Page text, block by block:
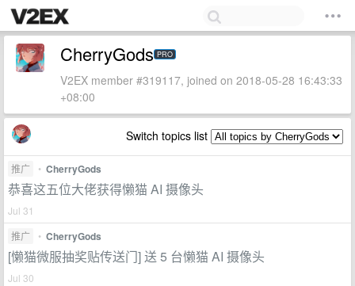
CherryGods PRO
V2EX member #319117, joined on 2018-05-28 16:43:33
+08:00
Switch topics list
推广 • CherryGods
恭喜这五位大佬获得懒猫 AI 摄像头
Jul 31
推广
• CherryGods
[懒猫微服抽奖贴传送门] 送 5 台懒猫 AI 摄像头
Jul 30